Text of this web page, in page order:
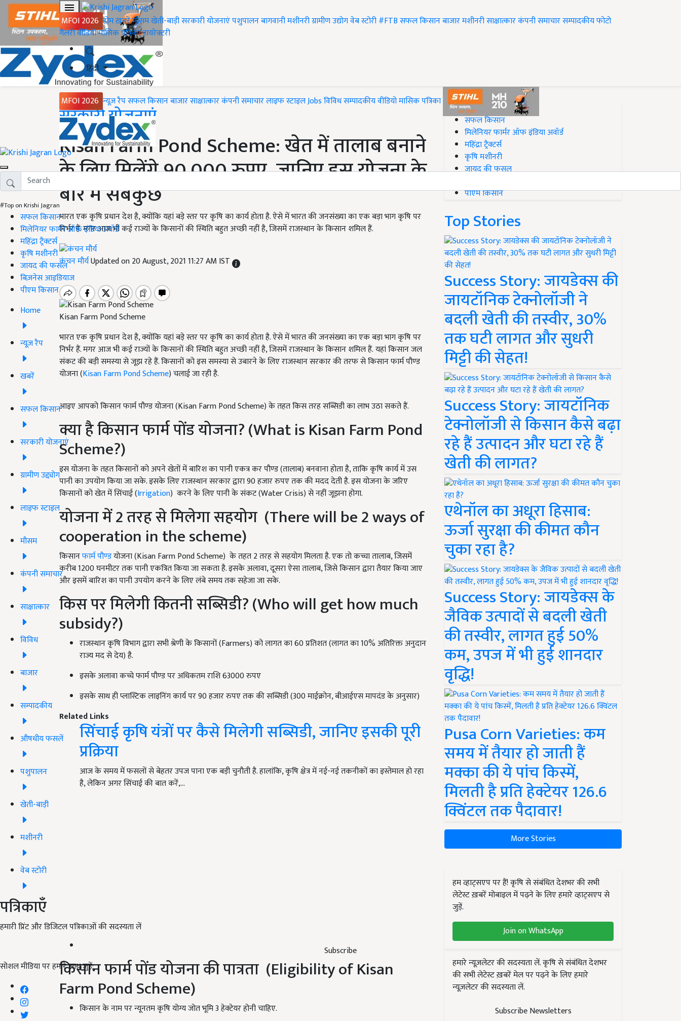
MFOI 2026 होमख़बरेंमौसमखेती-बाड़ीसरकारी योजनाएंपशुपालनबागवानीमशीनरीग्रामीण उद्योगवेब स्टोरी#FTBसफल किसानबाजारमशीनरीसाक्षात्कारकंपनी समाचारसम्पादकीयफोटो
गैलरीवीडियोमासिक पत्रिकाडायरेक्टरी
हिंदी
MFOI 2026 न्यूज़ रैपसफल किसानबाजारसाक्षात्कारकंपनी समाचारलाइफ स्टाइलJobsविविधसम्पादकीयवीडियोमासिक पत्रिका
#Top on Krishi Jagran
सफल किसान
मिलेनियर फार्मर ऑफ इंडिया अवॉर्ड
महिंद्रा ट्रैक्टर्स
कृषि मशीनरी
जायद की फसल
बिज़नेस आइडियाज
पीएम किसान
Home
न्यूज़ रैप
खबरें
सफल किसान
सरकारी योजनाएं
ग्रामीण उद्द्योग
लाइफ स्टाइल
मौसम
कंपनी समाचार
साक्षात्कार
विविध
बाजार
सम्पादकीय
औषधीय फसलें
पशुपालन
खेती-बाड़ी
मशीनरी
वेब स्टोरी
पत्रिकाएँ
हमारी प्रिंट और डिजिटल पत्रिकाओं की सदस्यता लें
Subscribe
सोशल मीडिया पर हमारे साथ जुड़ें:
Home
सरकारी योजनाएं
Kisan Farm Pond Scheme: खेत में तालाब बनाने
के लिए मिलेंगे 90,000 रुपए, जानिए इस योजना के
बारे में सबकुछ
भारत एक कृषि प्रधान देश है, क्योंकि यहां बड़े स्तर पर कृषि का कार्य होता है. ऐसे में भारत की जनसंख्या का एक बड़ा भाग कृषि पर
निर्भर हैं. मगर आज भी कई राज्यों के किसानों की स्थिति बहुत अच्छी नहीं है, जिसमें राजस्थान के किसान शमिल हैं.
कंचन मौर्यUpdated on 20 August, 2021 11:27 AM IST
Kisan Farm Pond Scheme
भारत एक कृषि प्रधान देश है, क्योंकि यहां बड़े स्तर पर कृषि का कार्य होता है. ऐसे में भारत की जनसंख्या का एक बड़ा भाग कृषि पर
निर्भर हैं. मगर आज भी कई राज्यों के किसानों की स्थिति बहुत अच्छी नहीं है, जिसमें राजस्थान के किसान शमिल हैं. यहां किसान जल
संकट की बड़ी समस्या से जूझ रहे हैं. किसानों को इस समस्या से उबारने के लिए राजस्थान सरकार की तरफ से किसान फार्म पौण्‍ड
योजना (Kisan Farm Pond Scheme) चलाई जा रही है.
आइए आपको किसान फार्म पौण्‍ड योजना (Kisan Farm Pond Scheme) के तहत किस तरह सब्सिडी का लाभ उठा सकते हैं.
क्या है किसान फार्म पोंड योजना? (What is Kisan Farm Pond
Scheme?)
इस योजना के तहत किसानों को अपने खेतों में बारिश का पानी एकत्र कर पौण्‍ड (तालाब) बनवाना होता है, ताकि कृषि कार्य में उस
पानी का उपयोग किया जा सके. इसके लिए राजस्थान सरकार द्वारा 90 हजार रुपए तक की मदद देती है. इस योजना के जरिए
किसानों को खेत में सिंचाई (Irrigation) करने के लिए पानी के संकट (Water Crisis) से नहीं जूझना होगा.
योजना में 2 तरह से मिलेगा सहयोग (There will be 2 ways of
cooperation in the scheme)
किसानफार्म पौण्‍डयोजना (Kisan Farm Pond Scheme) के तहत 2 तरह से सहयोग मिलता है. एक तो कच्चा तालाब, जिसमें
करीब 1200 घनमीटर तक पानी एकत्रित किया जा सकता है. इसके अलावा, दूसरा ऐसा तालाब, जिसे किसान द्वारा तैयार किया जाए
और इसमें बारिश का पानी उपयोग करने के लिए लंबे समय तक सहेजा जा सके.
किस पर मिलेगी कितनी सब्सिडी? (Who will get how much
subsidy?)
राजस्थान कृषि विभाग द्वारा सभी श्रेणी के किसानों (Farmers) को लागत का 60 प्रतिशत (लागत का 10% अतिरिक्त अनुदान
राज्य मद से देय) है.
इसके अलावा कच्चे फार्म पौण्‍ड पर अधिकतम राशि 63000 रुपए
इसके साथ ही प्लास्टिक लाइनिंग कार्य पर 90 हजार रुपए तक की सब्सिडी (300 माईक्रोन, बीआईएस मापदंड के अनुसार)
Related Links
सिंचाई कृषि यंत्रों पर कैसे मिलेगी सब्सिडी, जानिए इसकी पूरी
प्रक्रिया
आज के समय में फसलों से बेहतर उपज पाना एक बड़ी चुनौती है. हालांकि, कृषि क्षेत्र में नई-नई तकनीकों का इस्तेमाल हो रहा
है, लेकिन अगर सिंचाई की बात करें,…
किसान फार्म पोंड योजना की पात्रता (Eligibility of Kisan
Farm Pond Scheme)
किसान के नाम पर न्यूनतम कृषि योग्य जोत भूमि 3 हेक्टेयर होनी चाहिए.
#Top on Krishi Jagran
सफल किसान
मिलेनियर फार्मर ऑफ इंडिया अवॉर्ड
महिंद्रा ट्रैक्टर्स
कृषि मशीनरी
जायद की फसल
पीएम किसान
Top Stories
Success Story: जायडेक्स की
जायटॉनिक टेक्नोलॉजी ने
बदली खेती की तस्वीर, 30%
तक घटी लागत और सुधरी
मिट्टी की सेहत!
Success Story: जायटॉनिक
टेक्नोलॉजी से किसान कैसे बढ़ा
रहे हैं उत्पादन और घटा रहे हैं
खेती की लागत?
एथेनॉल का अधूरा हिसाब:
ऊर्जा सुरक्षा की कीमत कौन
चुका रहा है?
Success Story: जायडेक्स के
जैविक उत्पादों से बदली खेती
की तस्वीर, लागत हुई 50%
कम, उपज में भी हुई शानदार
वृद्धि!
Pusa Corn Varieties: कम
समय में तैयार हो जाती हैं
मक्का की ये पांच किस्में,
मिलती है प्रति हेक्टेयर 126.6
क्विंटल तक पैदावार!
More Stories
हम व्हाट्सएप पर हैं! कृषि से संबंधित देशभर की सभी
लेटेस्ट ख़बरें मोबाइल में पढ़ने के लिए हमारे व्हाट्सएप से
जुड़ें.
Join on WhatsApp
हमारे न्यूज़लेटर की सदस्यता लें. कृषि से संबंधित देशभर
की सभी लेटेस्ट ख़बरें मेल पर पढ़ने के लिए हमारे
न्यूज़लेटर की सदस्यता लें.
Subscribe Newsletters